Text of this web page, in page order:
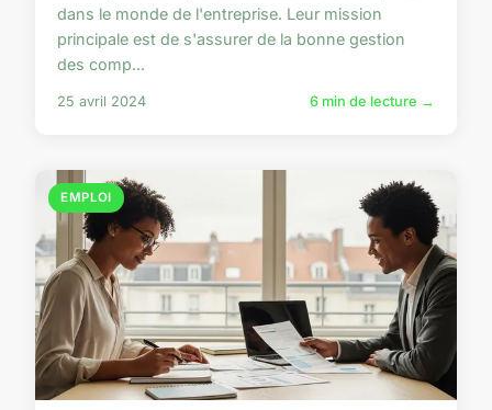
dans le monde de l'entreprise. Leur mission
principale est de s'assurer de la bonne gestion
des comp...
25 avril 2024 6 min de lecture →
EMPLOI